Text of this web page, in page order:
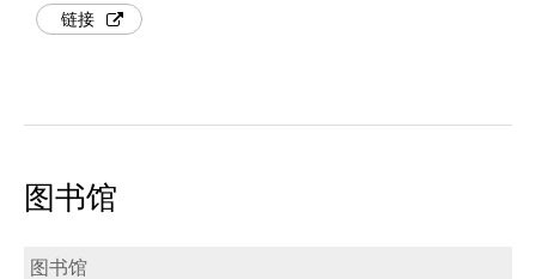
链接
图书馆
图书馆